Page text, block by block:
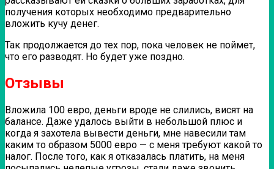
получения которых необходимо предварительно
вложить кучу денег.
Так продолжается до тех пор, пока человек не поймет,
что его разводят. Но будет уже поздно.
Отзывы
Вложила 100 евро, деньги вроде не слились, висят на
балансе. Даже удалось выйти в небольшой плюс и
когда я захотела вывести деньги, мне навесили там
каким то образом 5000 евро — с меня требуют какой то
налог. После того, как я отказалась платить, на меня